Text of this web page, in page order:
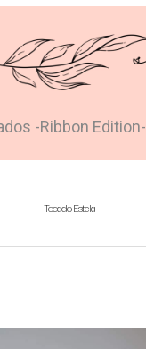
-Ribbon Edition-
Tocado Estela